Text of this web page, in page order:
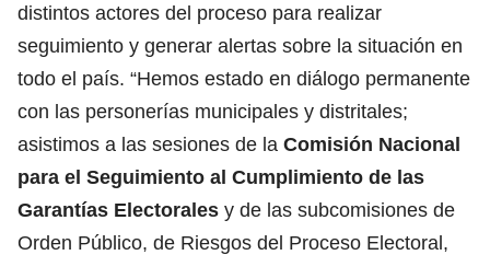
distintos actores del proceso para realizar
seguimiento y generar alertas sobre la situación en
todo el país. “Hemos estado en diálogo permanente
con las personerías municipales y distritales;
asistimos a las sesiones de la Comisión Nacional
para el Seguimiento al Cumplimiento de las
Garantías Electorales y de las subcomisiones de
Orden Público, de Riesgos del Proceso Electoral,